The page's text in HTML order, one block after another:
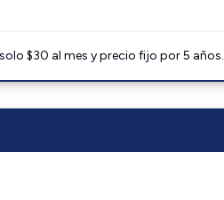
$30 al mes y precio fijo por 5 años.